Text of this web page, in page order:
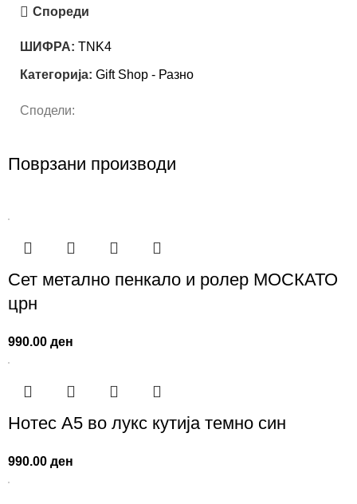
Спореди
ШИФРА: TNK4
Категорија: Gift Shop - Разно
Сподели:
Поврзани производи
Сет метално пенкало и ролер МОСКАТО
црн
990.00ден
Нотес A5 во лукс кутија темно син
990.00ден